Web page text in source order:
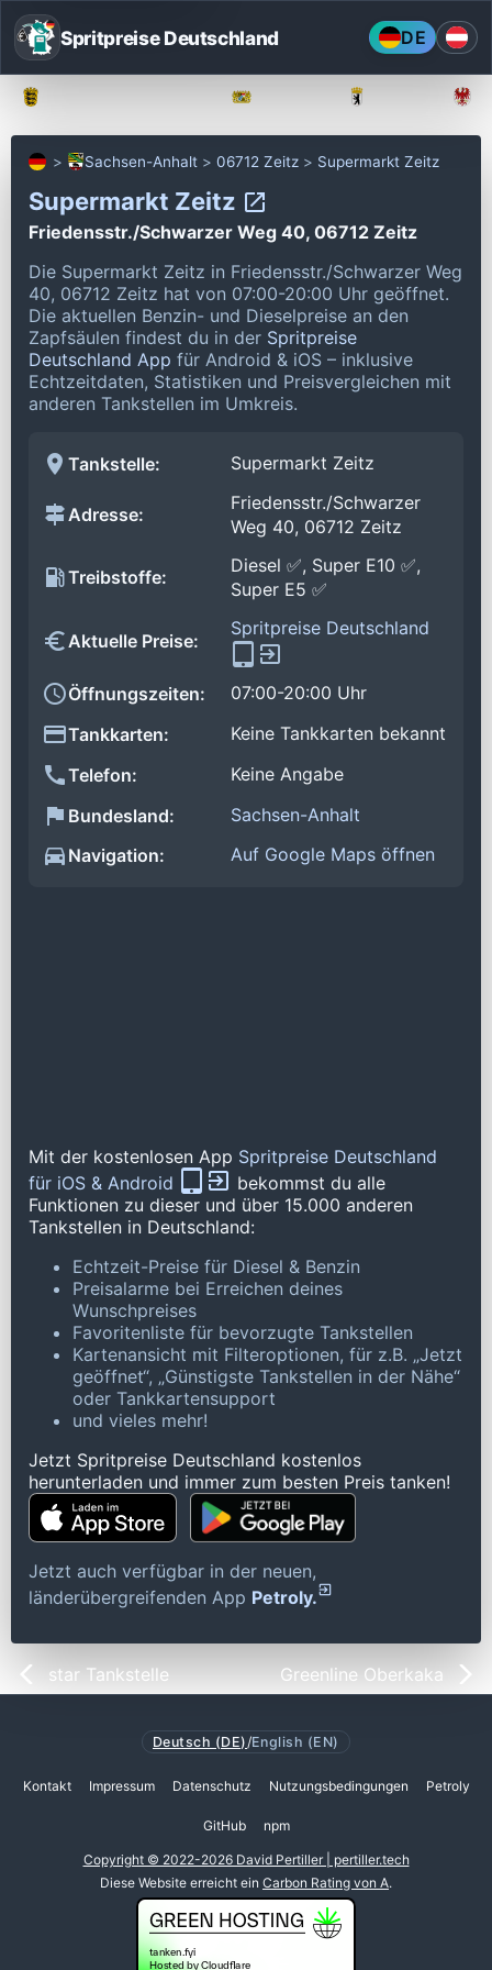
Spritpreise Deutschland DE
Sachsen-Anhalt 06712 Zeitz Supermarkt Zeitz
Supermarkt Zeitz
Friedensstr./Schwarzer Weg 40, 06712 Zeitz
Die Supermarkt Zeitz in Friedensstr./Schwarzer Weg
40, 06712 Zeitz hat von 07:00-20:00 Uhr geöffnet.
Die aktuellen Benzin- und Dieselpreise an den
Zapfsäulen findest du in der Spritpreise
Deutschland App für Android & iOS – inklusive
Echtzeitdaten, Statistiken und Preisvergleichen mit
anderen Tankstellen im Umkreis.
Tankstelle: Supermarkt Zeitz
Adresse:
Friedensstr./Schwarzer
Weg 40, 06712 Zeitz
Treibstoffe:
Diesel ✅, Super E10 ✅,
Super E5 ✅
Aktuelle Preise:
Spritpreise Deutschland
Öffnungszeiten:
07:00-20:00 Uhr
Tankkarten:
Keine Tankkarten bekannt
Telefon:
Keine Angabe
Bundesland:
Sachsen-Anhalt
Navigation:
Auf Google Maps öffnen
Mit der kostenlosen App Spritpreise Deutschland
für iOS & Android
bekommst du alle
Funktionen zu dieser und über 15.000 anderen
Tankstellen in Deutschland:
Echtzeit-Preise für Diesel & Benzin
Preisalarme bei Erreichen deines
Wunschpreises
Favoritenliste für bevorzugte Tankstellen
Kartenansicht mit Filteroptionen, für z.B. „Jetzt
geöffnet“, „Günstigste Tankstellen in der Nähe“
oder Tankkartensupport
und vieles mehr!
Jetzt Spritpreise Deutschland kostenlos
herunterladen und immer zum besten Preis tanken!
Jetzt auch verfügbar in der neuen,
länderübergreifenden App Petroly.
star Tankstelle Greenline Oberkaka
Deutsch (DE) /English (EN)
Kontakt Impressum Datenschutz Nutzungsbedingungen Petroly
GitHub npm
Copyright © 2022-2026 David Pertiller | pertiller.tech
Diese Website erreicht ein Carbon Rating von A.